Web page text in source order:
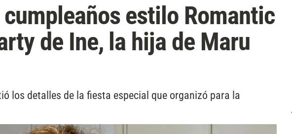
estilo Romantic
de Ine, la hija de Maru
los detalles de la fiesta especial que organizó para la